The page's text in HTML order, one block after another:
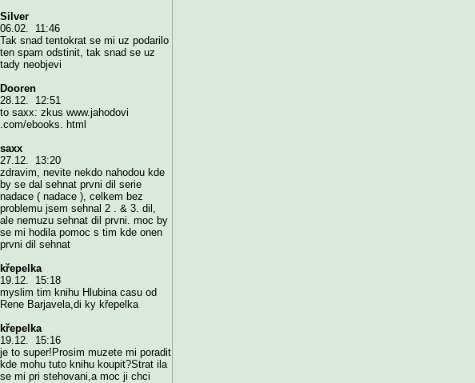
Silver
06.02. 11:46
Tak snad tentokrat se mi uz podarilo
ten spam odstinit, tak snad se uz
tady neobjevi
Dooren
28.12. 12:51
to saxx: zkus www.jahodovi
.com/ebooks. html
saxx
27.12. 13:20
zdravim, nevite nekdo nahodou kde
by se dal sehnat prvni dil serie
nadace ( nadace ), celkem bez
problemu jsem sehnal 2 . & 3. dil,
ale nemuzu sehnat dil prvni. moc by
se mi hodila pomoc s tim kde onen
prvni dil sehnat
křepelka
19.12. 15:18
myslim tim knihu Hlubina casu od
Rene Barjavela,di ky křepelka
křepelka
19.12. 15:16
je to super!Prosim muzete mi poradit
kde mohu tuto knihu koupit?Strat ila
se mi pri stehovani,a moc ji chci